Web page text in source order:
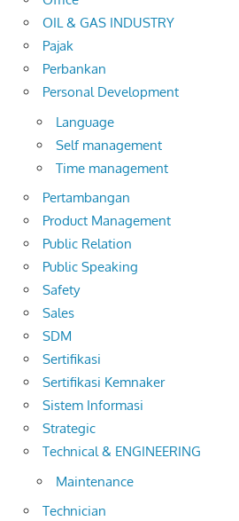
OIL & GAS INDUSTRY
Pajak
Perbankan
Personal Development
Language
Self management
Time management
Pertambangan
Product Management
Public Relation
Public Speaking
Safety
Sales
SDM
Sertifikasi
Sertifikasi Kemnaker
Sistem Informasi
Strategic
Technical & ENGINEERING
Maintenance
Technician